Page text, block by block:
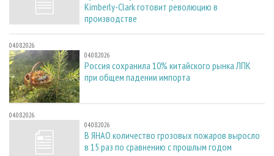
Kimberly-Clark готовит революцию в
производстве
04.08.2026
04.08.2026
Россия сохранила 10% китайского рынка ЛПК
при общем падении импорта
04.08.2026
04.08.2026
В ЯНАО количество грозовых пожаров выросло
в 15 раз по сравнению с прошлым годом